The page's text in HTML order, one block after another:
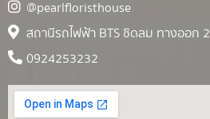
@pearlfloristhouse
สถานีรถไฟฟ้า BTS ชิดลม ทางออก 2
0924253232